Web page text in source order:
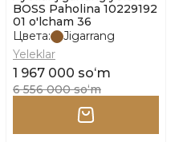
BOSS Paholina 10229192
01 o'lcham 36
Цвета:
Jigarrang
Yeleklar
1 967 000 soʻm
6 556 000 soʻm